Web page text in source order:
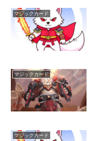
マジックカード
マジックカード
マジックカード